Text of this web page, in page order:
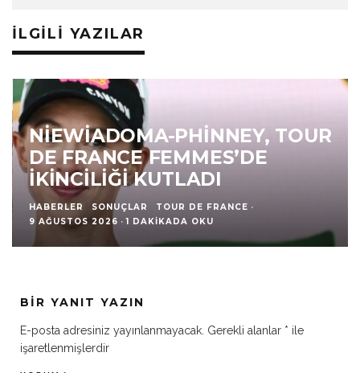
İLGILI YAZILAR
NIEWIADOMA-PHINNEY, TOUR
DE FRANCE FEMMES’DE
İKINCILIĞI KUTLADI
HABERLER SONUÇLAR TOUR DE FRANCE ·
9 AĞUSTOS 2026 · 1 DAKIKADA OKU
BIR YANIT YAZIN
E-posta adresiniz yayınlanmayacak. Gerekli alanlar * ile
işaretlenmişlerdir